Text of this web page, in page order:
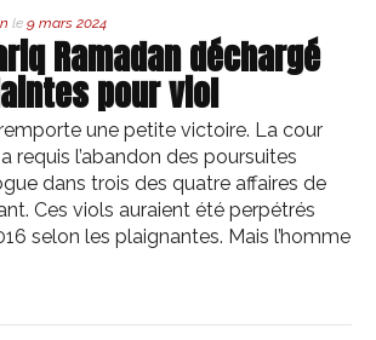
le 9 mars 2024
Ramadan déchargé
pour viol
une petite victoire. La cour
requis l’abandon des poursuites
dans trois des quatre affaires de
Ces viols auraient été perpétrés
selon les plaignantes. Mais l’homme